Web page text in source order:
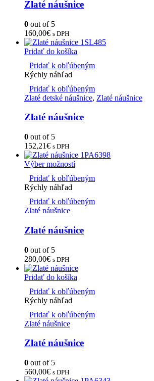
Zlaté náušnice
0 out of 5
160,00€ s DPH
Pridať do košíka
Pridať k obľúbeným
Rýchly náhľad
Pridať k obľúbeným
Zlaté detské náušnice, Zlaté náušnice
Zlaté náušnice
0 out of 5
152,21€ s DPH
Výber možností
Pridať k obľúbeným
Rýchly náhľad
Pridať k obľúbeným
Zlaté náušnice
Zlaté náušnice
0 out of 5
280,00€ s DPH
Pridať do košíka
Pridať k obľúbeným
Rýchly náhľad
Pridať k obľúbeným
Zlaté náušnice
Zlaté náušnice
0 out of 5
560,00€ s DPH